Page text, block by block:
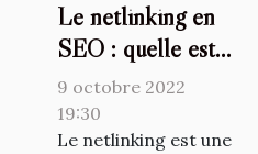
Le netlinking en
SEO : quelle est
l'importance ?
9 octobre 2022
19:30
Le netlinking est une